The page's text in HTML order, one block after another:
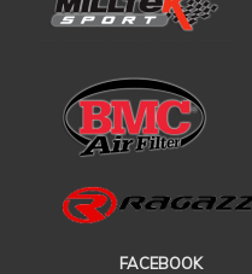
FACEBOOK